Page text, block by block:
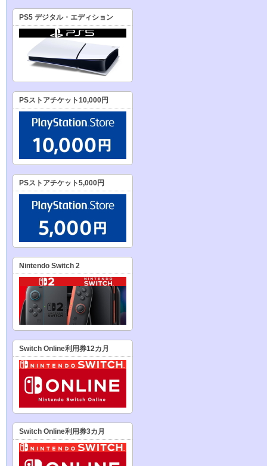
PS5 デジタル・エディション
PSストアチケット10,000円
PSストアチケット5,000円
Nintendo Switch 2
Switch Online利用券12カ月
Switch Online利用券3カ月